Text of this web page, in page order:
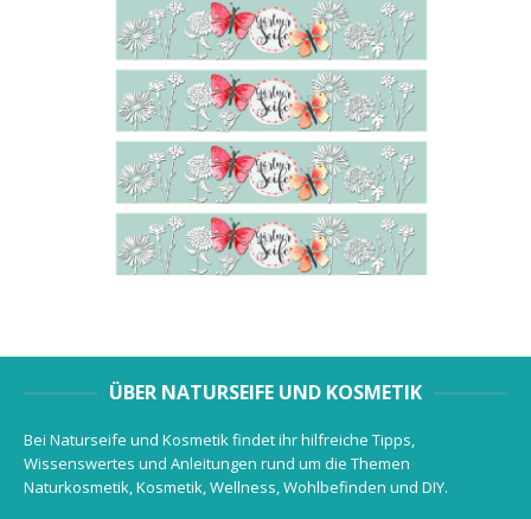
ÜBER NATURSEIFE UND KOSMETIK
Bei Naturseife und Kosmetik findet ihr hilfreiche Tipps,
Wissenswertes und Anleitungen rund um die Themen
Naturkosmetik, Kosmetik, Wellness, Wohlbefinden und DIY.